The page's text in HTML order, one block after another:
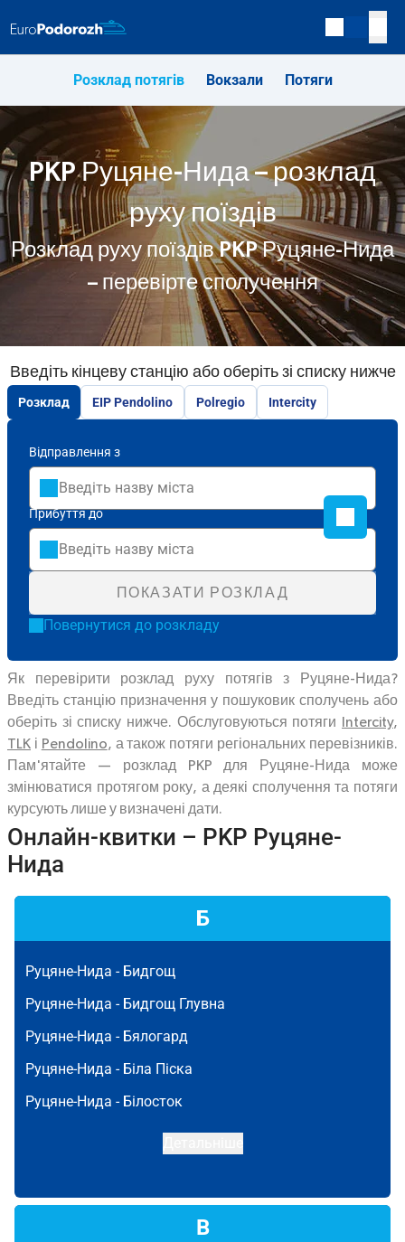
Розклад потягів Вокзали Потяги
PKP Руцяне-Нида – розклад
руху поїздів
Розклад руху поїздів PKP Руцяне-Нида
– перевірте сполучення
Введіть кінцеву станцію або оберіть зі списку нижче
Розклад EIP Pendolino Polregio Intercity
Відправлення з
Прибуття до
ПОКАЗАТИ РОЗКЛАД
Повернутися до розкладу
Як перевірити розклад руху потягів з Руцяне-Нида?
Введіть станцію призначення у пошуковик сполучень або
оберіть зі списку нижче. Обслуговуються потяги
Intercity,
TLK і Pendolino, а також потяги регіональних перевізників.
Пам'ятайте — розклад PKP для Руцяне-Нида може
змінюватися протягом року, а деякі сполучення та потяги
курсують лише у визначені дати.
Онлайн-квитки – PKP Руцяне-
Нида
Б
Руцяне-Нида - Бидгощ
Руцяне-Нида - Бидгощ Глувна
Руцяне-Нида - Бялогард
Руцяне-Нида - Біла Піска
Руцяне-Нида - Білосток
В